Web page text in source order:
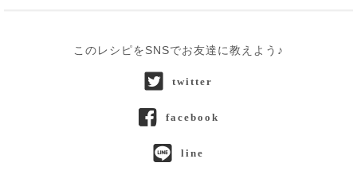
このレシピをSNSでお友達に教えよう♪
twitter
facebook
line